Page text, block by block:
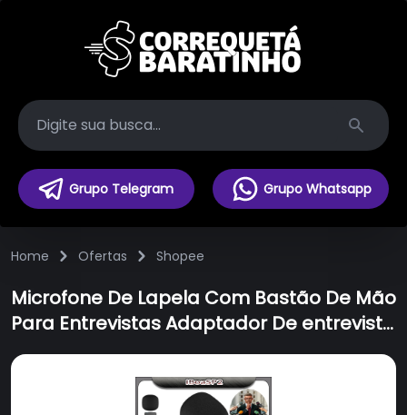
Search
Grupo Telegram Grupo Whatsapp
Home Ofertas Shopee
Microfone De Lapela Com Bastão De Mão
Para Entrevistas Adaptador De entrevista
Com Microfone Sem Fio Portátil